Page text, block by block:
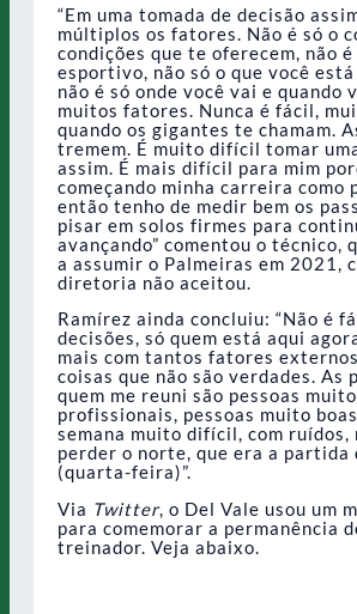
“Em uma tomada de decisão
múltiplos os fatores. Não é só o
condições que te oferecem, não
esportivo, não só o que você está
não é só onde você vai e quando
muitos fatores. Nunca é fácil,
quando os gigantes te chamam.
tremem. É muito difícil tomar
assim. É mais difícil para mim
começando minha carreira como
então tenho de medir bem os
pisar em solos firmes para
avançando” comentou o técnico,
a assumir o Palmeiras em 2021,
diretoria não aceitou.
Ramírez ainda concluiu: “Não é
decisões, só quem está aqui
mais com tantos fatores
coisas que não são verdades. As
quem me reuni são pessoas muito
profissionais, pessoas muito
semana muito difícil, com ruídos,
perder o norte, que era a partida
(quarta-feira)”.
Via Twitter, o Del Vale usou um
para comemorar a permanência
treinador. Veja abaixo.